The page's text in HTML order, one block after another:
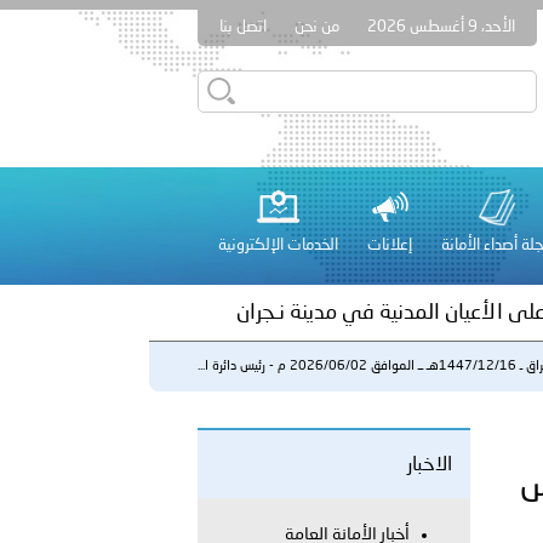
الأحد، 9 أغسطس 2026 من نحن اتصل بنا
أصداء الأمانة إعلانات الخدمات الإلكترونية
تنظم حملة للتبرع بالدم في منطقة الظفرة تعزيزا للمسؤولية
الأعيان المدنية في مدينة نـجران
عشر للمسؤولين عن الأمن السياحي 2026.
الموافق 2026/06/02 م - رئيس دائرة ا...
الاخبار
أخبار الأمانة العامة